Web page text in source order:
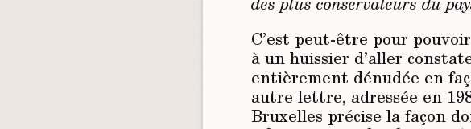
C’est peut-être pour
à un huissier d’aller
entièrement dénudée en
autre lettre, adressée en
Bruxelles précise la façon